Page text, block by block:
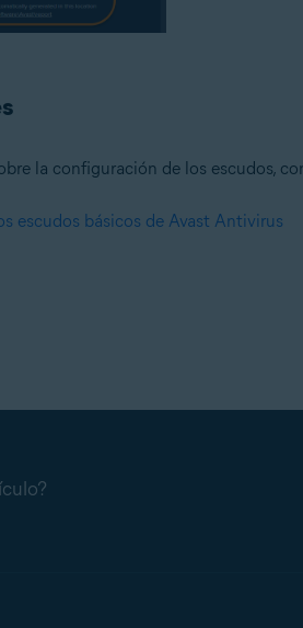
la configuración de los escudos,
escudos básicos de Avast Antivirus